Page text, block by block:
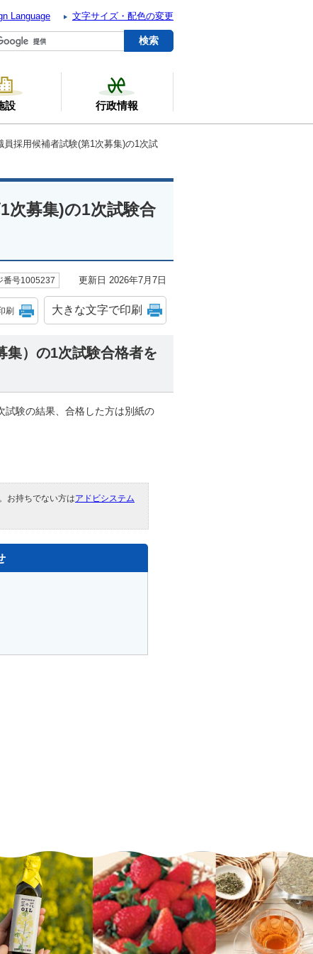
Language 文字サイズ・配色の変更
設 行政情報
採用候補者試験(第1次募集)の1次試
次募集)の1次試験合
番号1005237 更新日 2026年7月7日
刷 大きな文字で印刷
）の1次試験合格者を
試験の結果、合格した方は別紙の
お持ちでない方はアドビシステム